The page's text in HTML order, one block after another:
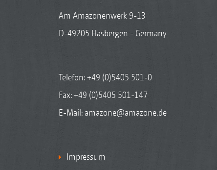
Am Amazonenwerk 9-13
D-49205 Hasbergen - Germany
Telefon:+49 (0)5405 501-0
Fax: +49 (0)5405 501-147
E-Mail: amazone@amazone.de
Impressum